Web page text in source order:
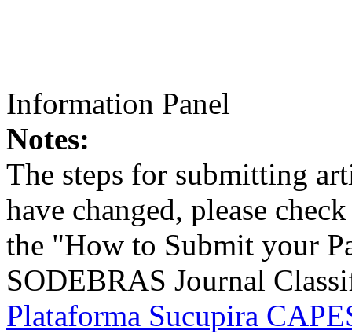
Information Panel
Notes:
The steps for submitting
have changed, please
the "How to Submit your
SODEBRAS Journal
Plataforma Sucupira